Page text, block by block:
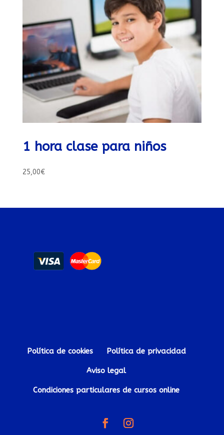
1 hora clase para niños
25,00€
Política de cookies Política de privacidad
Aviso legal
Condiciones particulares de cursos online